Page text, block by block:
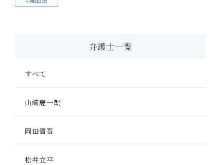
弁護士一覧
すべて
山﨑慶一朗
岡田信吾
松井立平